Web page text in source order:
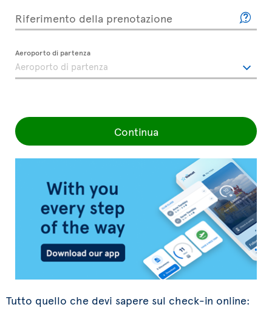
Riferimento della prenotazione
Aeroporto di partenza
Continua
Tutto quello che devi sapere sul check-in online: